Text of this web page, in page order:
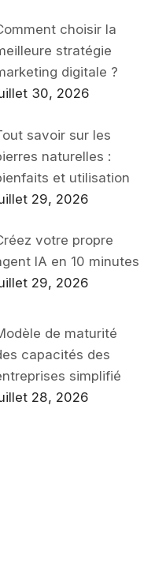
choisir la
stratégie
digitale ?
30, 2026
savoir sur les
naturelles :
et utilisation
29, 2026
votre propre
IA en 10 minutes
29, 2026
de maturité
capacités des
simplifié
28, 2026